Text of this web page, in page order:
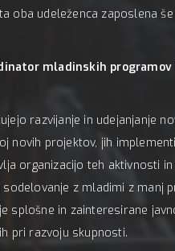
oba udeleženca zaposlena
mladinskih programov
razvijanje in udejanjanje
novih projektov, jih
organizacijo teh aktivnosti
z mladimi z manj
splošne in zainteresirane
pri razvoju skupnosti.